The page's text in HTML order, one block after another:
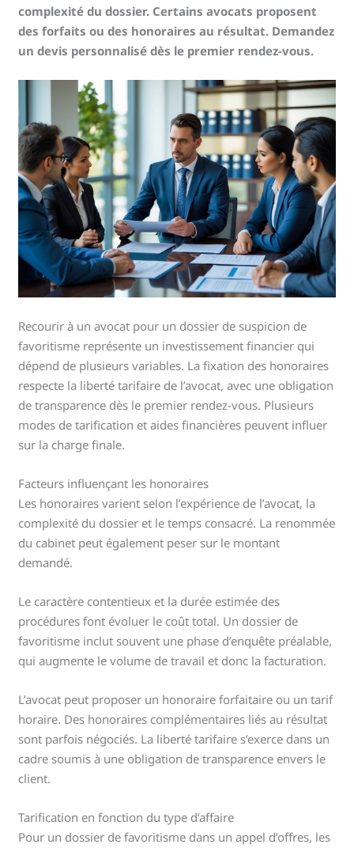
complexité du dossier. Certains avocats proposent
des forfaits ou des honoraires au résultat. Demandez
un devis personnalisé dès le premier rendez-vous.
Recourir à un avocat pour un dossier de suspicion de
favoritisme représente un investissement financier qui
dépend de plusieurs variables. La fixation des honoraires
respecte la liberté tarifaire de l’avocat, avec une obligation
de transparence dès le premier rendez-vous. Plusieurs
modes de tarification et aides financières peuvent influer
sur la charge finale.
Facteurs influençant les honoraires
Les honoraires varient selon l’expérience de l’avocat, la
complexité du dossier et le temps consacré. La renommée
du cabinet peut également peser sur le montant
demandé.
Le caractère contentieux et la durée estimée des
procédures font évoluer le coût total. Un dossier de
favoritisme inclut souvent une phase d’enquête préalable,
qui augmente le volume de travail et donc la facturation.
L’avocat peut proposer un honoraire forfaitaire ou un tarif
horaire. Des honoraires complémentaires liés au résultat
sont parfois négociés. La liberté tarifaire s’exerce dans un
cadre soumis à une obligation de transparence envers le
client.
Tarification en fonction du type d’affaire
Pour un dossier de favoritisme dans un appel d’offres, les